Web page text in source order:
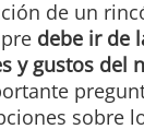
de un
debe ir de
y gustos del
sobre